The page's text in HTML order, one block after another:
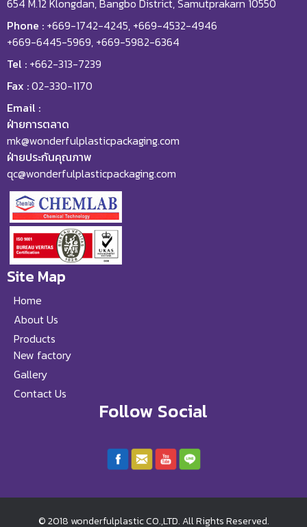
654 M.12 Klongdan, Bangbo District, Samutprakarn 10550
Phone : +669-1742-4245, +669-4532-4946
+669-6445-5969, +669-5982-6364
Tel : +662-313-7239
Fax :02-330-1170
Email :
ฝ่ายการตลาด
mk@wonderfulplasticpackaging.com
ฝ่ายประกันคุณภาพ
qc@wonderfulplasticpackaging.com
Site Map
Home
About Us
Products
New factory
Gallery
Contact Us
Follow Social
© 2018 wonderfulplastic CO.,LTD. All Rights Reserved.